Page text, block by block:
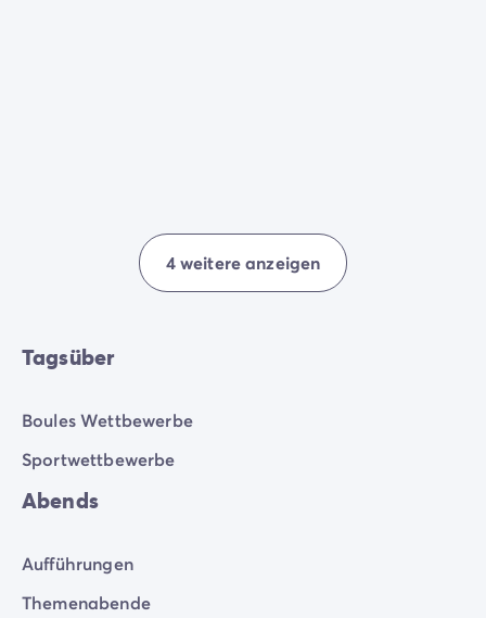
4 weitere anzeigen
Tagsüber
Boules Wettbewerbe
Sportwettbewerbe
Abends
Aufführungen
Themenabende